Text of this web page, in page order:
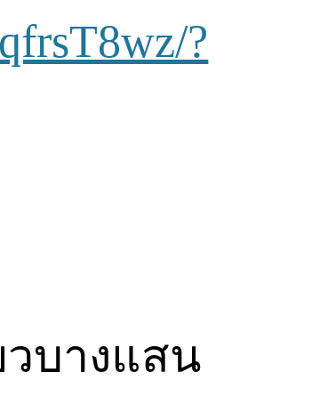
?
บางแสน